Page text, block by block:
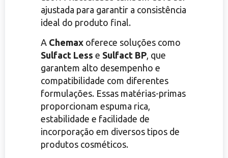
ajustada para garantir a consistência
ideal do produto final.
A Chemax oferece soluções como
Sulfact Less e Sulfact BP , que
garantem alto desempenho e
compatibilidade com diferentes
formulações. Essas matérias-primas
proporcionam espuma rica,
estabilidade e facilidade de
incorporação em diversos tipos de
produtos cosméticos.